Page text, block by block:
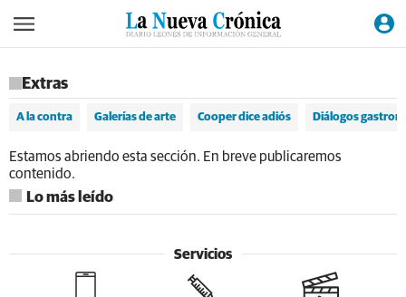
Extras
A la contra Galerías de arte Cooper dice adiós Diálogos
Estamos abriendo esta sección. En breve publicaremos
contenido.
Lo más leído
Servicios